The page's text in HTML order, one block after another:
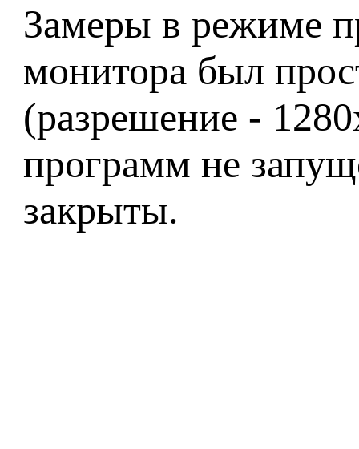
Замеры в режиме
монитора был
(разрешение -
программ не
закрыты.